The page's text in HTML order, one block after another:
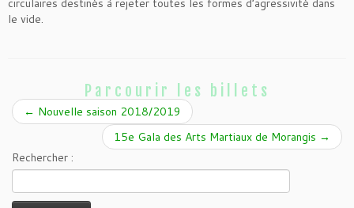
circulaires destinés à rejeter toutes les formes d’agressivité dans
le vide.
Parcourir les billets
← Nouvelle saison 2018/2019
15e Gala des Arts Martiaux de Morangis →
Rechercher :